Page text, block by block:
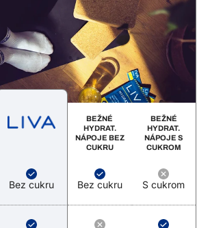
BEŽNÉ
HYDRAT.
NÁPOJE BEZ
CUKRU
BEŽNÉ
HYDRAT.
NÁPOJE S
CUKROM
Bez cukru Bez cukru S cukrom